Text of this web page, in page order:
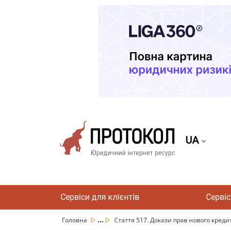
UA
Сервіси для клієнтів
Головна ... Стаття 517. Докази прав нового